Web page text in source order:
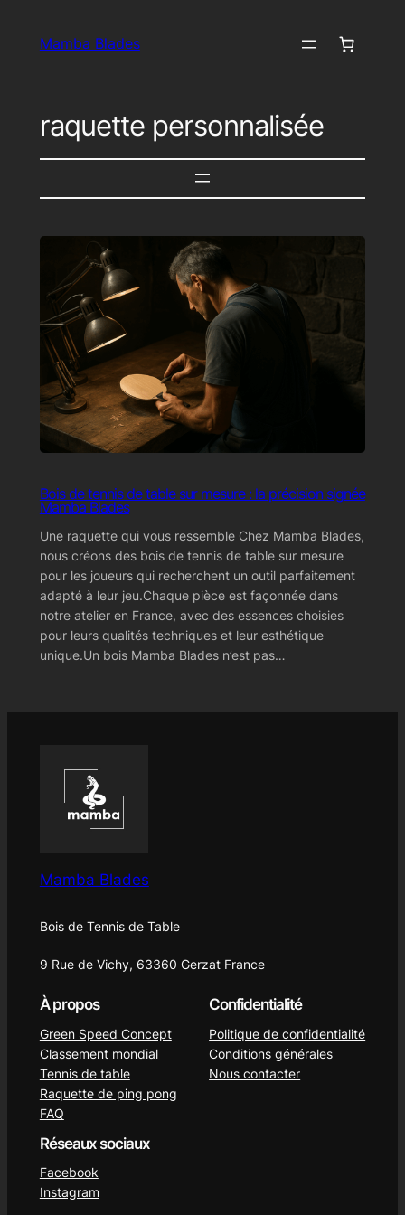
Mamba Blades
raquette personnalisée
Bois de tennis de table sur mesure : la précision signée
Mamba Blades
Une raquette qui vous ressemble Chez Mamba Blades,
nous créons des bois de tennis de table sur mesure
pour les joueurs qui recherchent un outil parfaitement
adapté à leur jeu.Chaque pièce est façonnée dans
notre atelier en France, avec des essences choisies
pour leurs qualités techniques et leur esthétique
unique.Un bois Mamba Blades n’est pas…
Mamba Blades
Bois de Tennis de Table
9 Rue de Vichy, 63360 Gerzat France
À propos
Green Speed Concept
Classement mondial
Tennis de table
Raquette de ping pong
FAQ
Confidentialité
Politique de confidentialité
Conditions générales
Nous contacter
Réseaux sociaux
Facebook
Instagram